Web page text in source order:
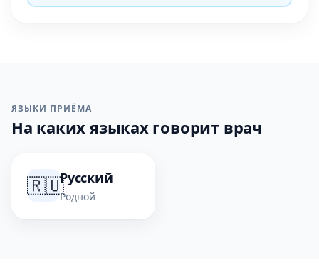
ЯЗЫКИ ПРИЁМА
На каких языках говорит врач
🇷🇺Русский
Родной